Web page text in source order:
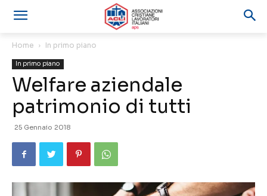
Home In primo piano
In primo piano
Welfare aziendale
patrimonio di tutti
25 Gennaio 2018